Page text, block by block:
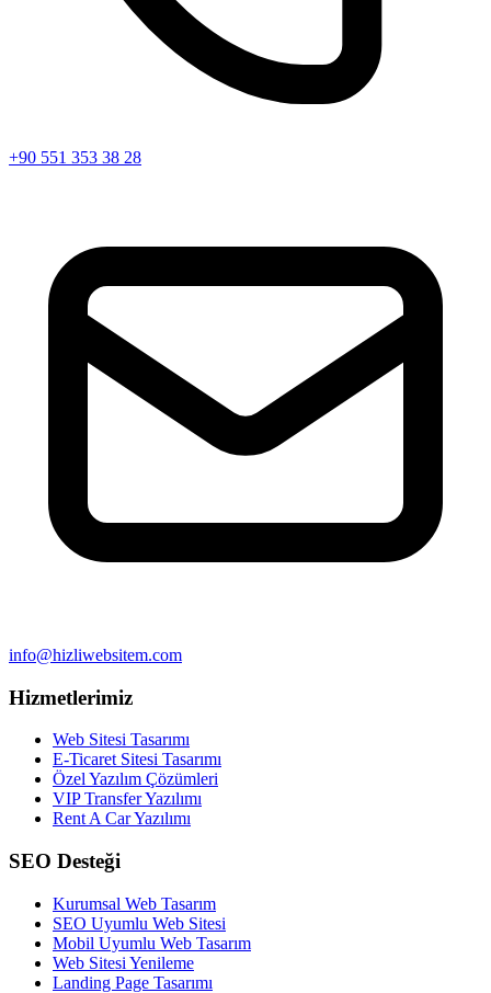
+90 551 353 38 28
info@hizliwebsitem.com
Hizmetlerimiz
Web Sitesi Tasarımı
E-Ticaret Sitesi Tasarımı
Özel Yazılım Çözümleri
VIP Transfer Yazılımı
Rent A Car Yazılımı
SEO Desteği
Kurumsal Web Tasarım
SEO Uyumlu Web Sitesi
Mobil Uyumlu Web Tasarım
Web Sitesi Yenileme
Landing Page Tasarımı